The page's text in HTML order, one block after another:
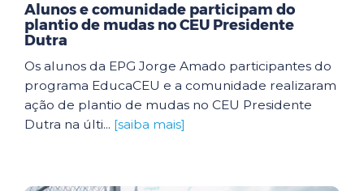
Alunos e comunidade participam do
plantio de mudas no CEU Presidente
Dutra
Os alunos da EPG Jorge Amado participantes do
programa EducaCEU e a comunidade realizaram
ação de plantio de mudas no CEU Presidente
Dutra na últi... [saiba mais]